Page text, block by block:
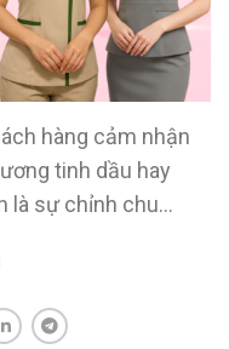
hàng cảm nhận
tinh dầu hay
là sự chỉnh chu...